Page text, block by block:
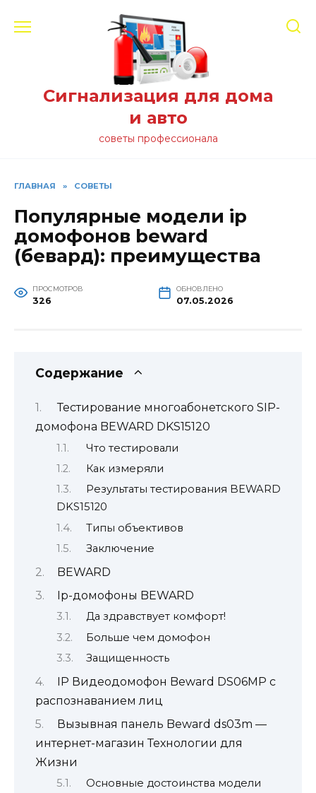
Сигнализация для дома
и авто
советы профессионала
ГЛАВНАЯ » СОВЕТЫ
Популярные модели ip
домофонов beward
(бевард): преимущества
ПРОСМОТРОВ
326
ОБНОВЛЕНО
07.05.2026
Содержание
Тестирование многоабонетского SIP-
домофона BEWARD DKS15120
Что тестировали
Как измеряли
Результаты тестирования BEWARD
DKS15120
Типы объективов
Заключение
BEWARD
Ip-домофоны BEWARD
Да здравствует комфорт!
Больше чем домофон
Защищенность
IP Видеодомофон Beward DS06MP с
распознаванием лиц
Вызывная панель Beward ds03m —
интернет-магазин Технологии для
Жизни
Основные достоинства модели